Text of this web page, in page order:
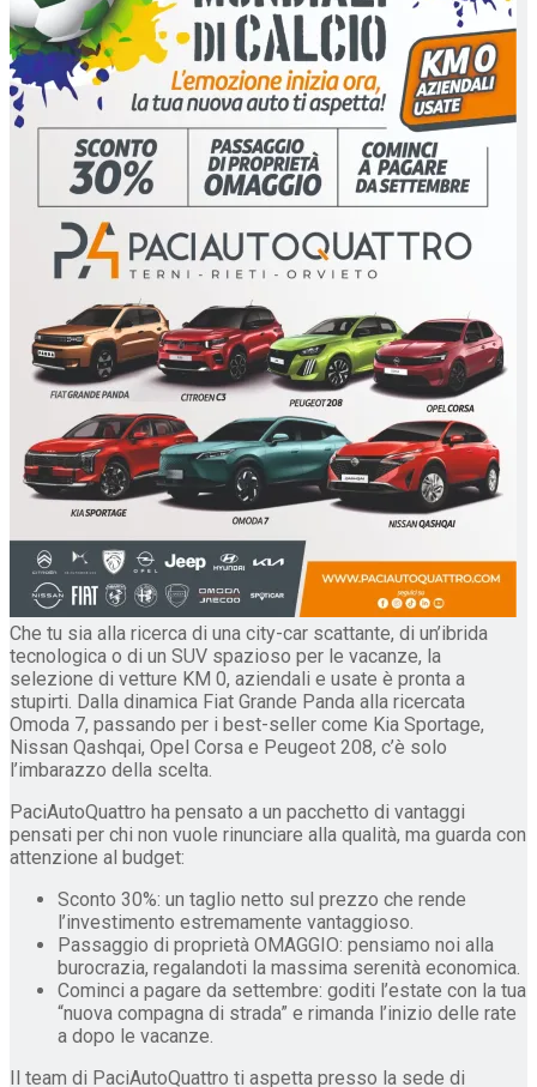
Che tu sia alla ricerca di una city-car scattante, di un’ibrida
tecnologica o di un SUV spazioso per le vacanze, la
selezione di vetture KM 0, aziendali e usate è pronta a
stupirti. Dalla dinamica Fiat Grande Panda alla ricercata
Omoda 7, passando per i best-seller come Kia Sportage,
Nissan Qashqai, Opel Corsa e Peugeot 208, c’è solo
l’imbarazzo della scelta.
PaciAutoQuattro ha pensato a un pacchetto di vantaggi
pensati per chi non vuole rinunciare alla qualità, ma guarda con
attenzione al budget:
Sconto 30%: un taglio netto sul prezzo che rende
l’investimento estremamente vantaggioso.
Passaggio di proprietà OMAGGIO: pensiamo noi alla
burocrazia, regalandoti la massima serenità economica.
Cominci a pagare da settembre: goditi l’estate con la tua
“nuova compagna di strada” e rimanda l’inizio delle rate
a dopo le vacanze.
Il team di PaciAutoQuattro ti aspetta presso la sede di